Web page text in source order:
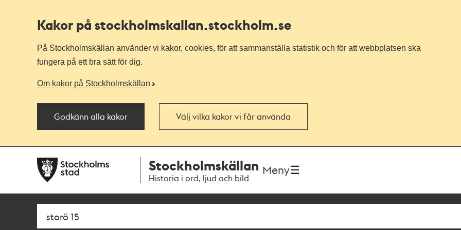
Kakor på stockholmskallan.stockholm.se
På Stockholmskällan använder vi kakor, cookies, för att sammanställa statistik och för att webbplatsen ska
fungera på ett bra sätt för dig.
Om kakor på Stockholmskällan
Godkänn alla kakor Välj vilka kakor vi får använda
navigationen
huvudinnehållet
Stockholmskällan
Historia i ord, ljud och bild
Meny
Sök